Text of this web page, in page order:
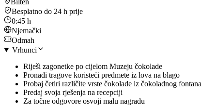
Besplatno do 24 h prije
0:45 h
Njemački
Odmah
Vrhunci
Riješi zagonetke po cijelom Muzeju čokolade
Pronađi tragove koristeći predmete iz lova na blago
Probaj četiri različite vrste čokolade iz čokoladnog fontana
Predaj svoja rješenja na recepciji
Za točne odgovore osvoji malu nagradu